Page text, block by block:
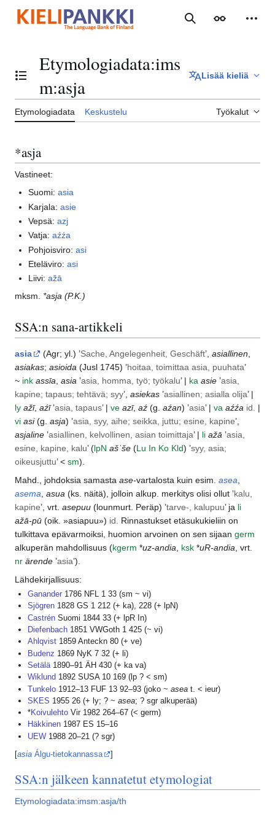
sisältöön
Haku Ulkoasu
Vaihda sisällysluettelo
Etymologiadata:ims
m:asja
Lisää kieliä
Etymologiadata Keskustelu Työkalut
*asja
Vastineet:
Suomi:asia
Karjala:asie
Vepsä:azj
Vatja:aźźa
Pohjoisviro:asi
Eteläviro:asi
Liivi:ažā
mksm. *asja (P.K.)
SSA:n sana-artikkeli
asia (Agr; yl.) ’Sache, Angelegenheit, Geschäft’, asiallinen
asiakas; asioida (Jusl 1745) ’hoitaa, toimittaa asia, puuhata’
~ ink assīa asia ’asia, homma, työ; työkalu’ | ka asie ’asia,
kapine; tapaus; tehtävä; syy’, asiekas ’asiallinen; asialla olija’ |
ly ažī, aźī’asia, tapaus’ | ve azī, aź (g. aźan) ’asia’ | va aźźa id.
|
vi asi(g. asja) ’asia, syy, aihe; seikka, juttu; esine, kapine’,
asjaline ’asiallinen, kelvollinen, asian toimittaja’ | li ažā ’asia,
esine, kapine, kalu’ (lpN ašˈše (Lu In Ko Kld) ’syy, asia;
oikeusjuttu’ < sm).
Mahd., johdoksia samasta ase-vartalosta kuin esim. asea
asema asua (ks. näitä), jolloin alkup. merkitys olisi ollut ’kalu,
kapine’, vrt. asepuu (lounmurt. Peräp) ’tarve-, kalupuu’ ja li
ažā-pū (oik. »asiapuu») id.
Rinnastukset etäsukukieliin on
tulkittava epävarmoiksi, huomion arvoinen on sen sijaan germ
alkuperän mahdollisuus (kgerm *uz-andia ksk *uR-andia , vrt.
nr ärende ’asia’).
Lähdekirjallisuus:
Ganander1786 NFL 1 33 (sm ~ vi)
Sjögren1828 GS 1 212 (+ ka), 228 (+ lpN)
CastrénSuomi 1844 33 (+ lpR In)
Diefenbach1851 VWGoth 1 425 (~ vi)
Ahlqvist1859 Anteckn 80 (+ ve)
Budenz 1869 NyK 7 32 (+ li)
Setälä1890–91 ÄH 430 (+ ka va)
Wiklund 1892 SUSA 10 169 (lp ? < sm)
Tunkelo1912–13 FUF 13 92–93 (joko ~ aseat. < ieur)
SKES 1955 26 (+ ly; ? ~ asea; ? sgr alkuperää)
*KoivulehtoVir 1982 264–67 (< germ)
Häkkinen1987 ES 15–16
UEW1988 20–21 (? sgr)
[asia Álgu-tietokannassa ]
SSA:n jälkeen kannatetut etymologiat
Etymologiadata:imsm:asja/th